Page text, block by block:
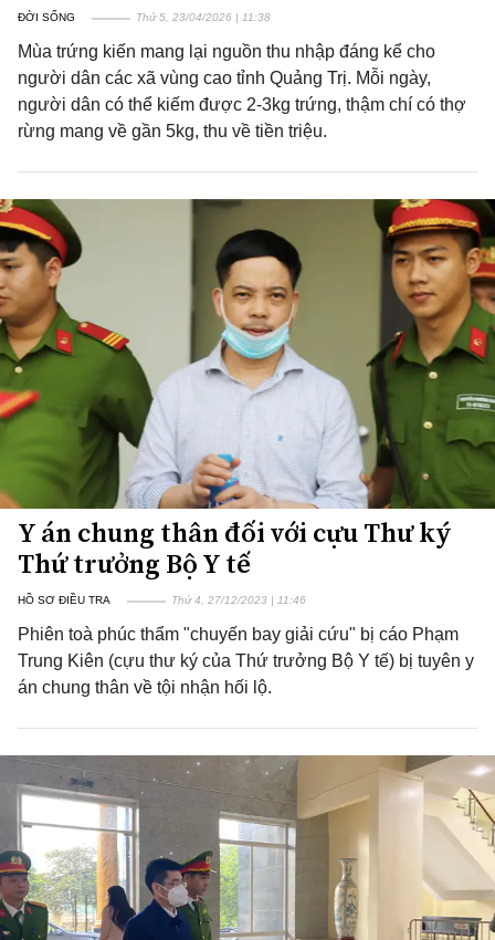
ĐỜI SỐNG Thứ 5, 23/04/2026 | 11:38
Mùa trứng kiến mang lại nguồn thu nhập đáng kể cho
người dân các xã vùng cao tỉnh Quảng Trị. Mỗi ngày,
người dân có thể kiếm được 2-3kg trứng, thậm chí có thợ
rừng mang về gần 5kg, thu về tiền triệu.
Y án chung thân đối với cựu Thư ký
Thứ trưởng Bộ Y tế
HỒ SƠ ĐIỀU TRA Thứ 4, 27/12/2023 | 11:46
Phiên toà phúc thẩm "chuyến bay giải cứu" bị cáo Phạm
Trung Kiên (cựu thư ký của Thứ trưởng Bộ Y tế) bị tuyên y
án chung thân về tội nhận hối lộ.